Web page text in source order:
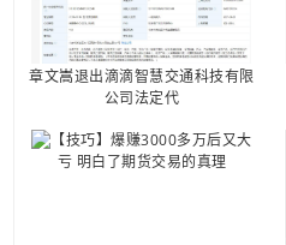
章文嵩退出滴滴智慧交通科技有限
公司法定代